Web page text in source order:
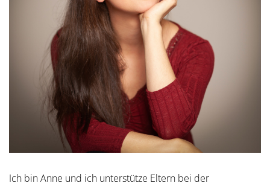
Ich bin Anne und ich unterstütze Eltern bei der